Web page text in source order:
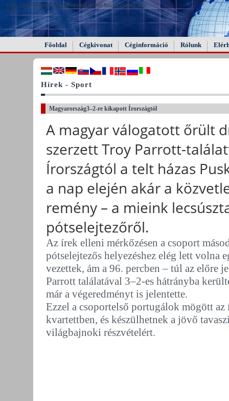
FAIL (the browser should render some flash content, not
this).
Főoldal Cégkivonat Céginformáció Rólunk
Hírek - Sport
Magyarország3–2-re kikapott Írországtól
A magyar válogatott őrült
szerzett Troy Parrott-
Írországtól a telt házas
a nap elején akár a
remény – a mieink
pótselejtezőről.
Az írek elleni mérkőzésen a csoport
pótselejtezős helyezéshez elég lett volna
vezettek, ám a 96. percben – túl az előre
Parrott találatával 3–2-es hátrányba
már a végeredményt is jelentette.
Ezzel a csoportelső portugálok mögött
kvartettben, és készülhetnek a jövő
világbajnoki részvételért.